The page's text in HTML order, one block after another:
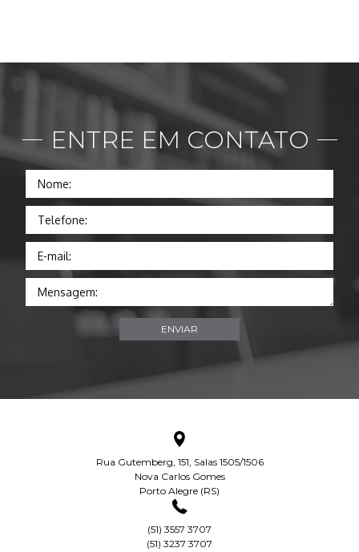
ENTRE EM CONTATO
Nome:
Telefone:
E-mail:
Mensagem:
Rua Gutemberg, 151, Salas 1505/1506
Nova Carlos Gomes
Porto Alegre (RS)
(51) 3557 3707
(51) 3237 3707